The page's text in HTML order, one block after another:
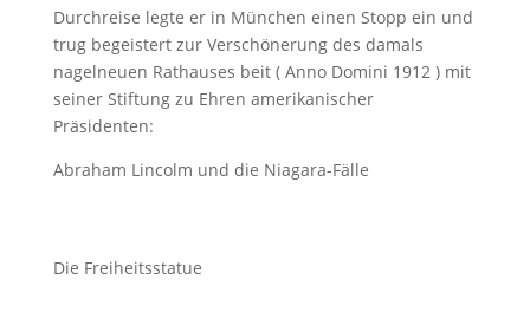
Durchreise legte er in München einen Stopp ein und
trug begeistert zur Verschönerung des damals
nagelneuen Rathauses beit ( Anno Domini 1912 ) mit
seiner Stiftung zu Ehren amerikanischer
Präsidenten:
Abraham Lincolm und die Niagara-Fälle
Die Freiheitsstatue